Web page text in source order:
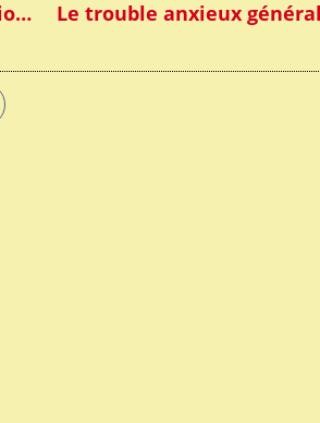
Les MFR du Rhône pour la formation inclusive